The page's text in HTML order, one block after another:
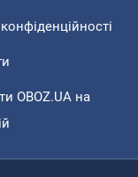
OBOZ.UA на